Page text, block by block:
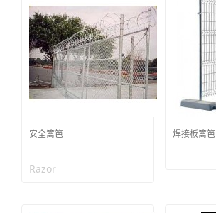
安全篱笆
Razor
焊接板篱笆